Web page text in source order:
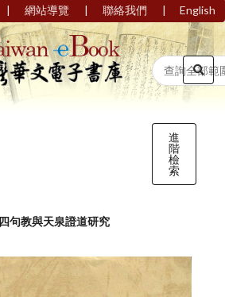
| 網站導覽 | 聯絡我們 | English
進
階
檢
索
四句教與天泉證道研究